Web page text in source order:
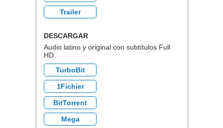
Trailer
DESCARGAR
Audio latino y original con subtítulos Full
HD
TurboBit
1Fichier
BitTorrent
Mega